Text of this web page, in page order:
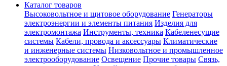
Каталог товаров
Высоковольтное и щитовое оборудование Генераторы
электроэнергии и элементы питания Изделия для
электромонтажа Инструменты, техника Кабеленесущие
системы Кабели, провода и аксессуары Климатические
и инженерные системы Низковольтное и промышленное
электрооборудование Освещение Прочие товары Связь,